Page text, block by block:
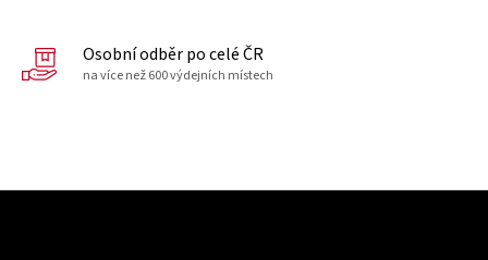
Osobní odběr po celé ČR
na více než 600 výdejních místech